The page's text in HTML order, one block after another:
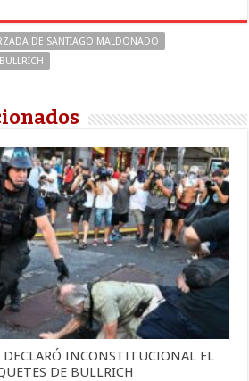
DE SANTIAGO MALDONADO
DECLARÓ INCONSTITUCIONAL EL
DE BULLRICH